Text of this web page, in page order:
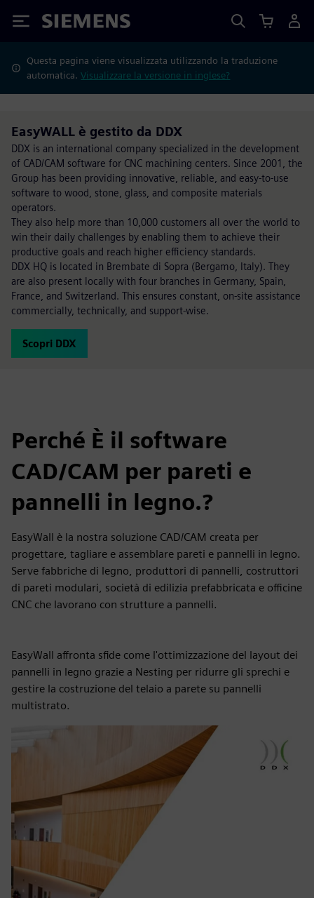
Siemens
Questa pagina viene visualizzata utilizzando la traduzione
automatica.Visualizzare la versione in inglese?
EasyWALL è gestito da DDX
DDX is an international company specialized in the development
of CAD/CAM software for CNC machining centers. Since 2001, the
Group has been providing innovative, reliable, and easy-to-use
software to wood, stone, glass, and composite materials
operators.
They also help more than 10,000 customers all over the world to
win their daily challenges by enabling them to achieve their
productive goals and reach higher efficiency standards.
DDX HQ is located in Brembate di Sopra (Bergamo, Italy). They
are also present locally with four branches in Germany, Spain,
France, and Switzerland. This ensures constant, on-site assistance
commercially, technically, and support-wise.
Scopri DDX
Perché È il software
CAD/CAM per pareti e
pannelli in legno.?
EasyWall è la nostra soluzione CAD/CAM creata per
progettare, tagliare e assemblare pareti e pannelli in legno.
Serve fabbriche di legno, produttori di pannelli, costruttori
di pareti modulari, società di edilizia prefabbricata e officine
CNC che lavorano con strutture a pannelli.
EasyWall affronta sfide come l'ottimizzazione del layout dei
pannelli in legno grazie a Nesting per ridurre gli sprechi e
gestire la costruzione del telaio a parete su pannelli
multistrato.